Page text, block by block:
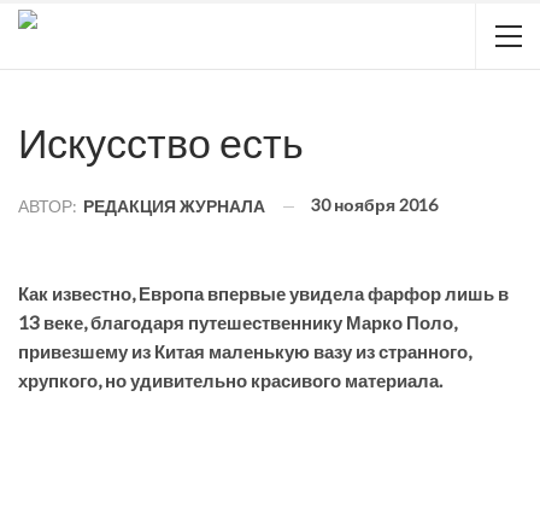
Искусство есть
АВТОР: РЕДАКЦИЯ ЖУРНАЛА 30 ноября 2016
Как известно, Европа впервые увидела фарфор лишь в
13 веке, благодаря путешественнику Марко Поло,
привезшему из Китая маленькую вазу из странного,
хрупкого, но удивительно красивого материала.